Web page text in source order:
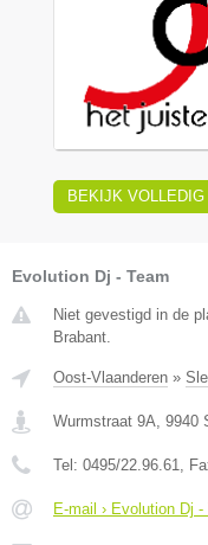
BEKIJK VOLLEDIG
Evolution Dj - Team
Niet gevestigd in de
Brabant.
Oost-Vlaanderen »
Wurmstraat 9A 9940
Tel: 0495/22.96.61 ,
E-mail › Evolution Dj -